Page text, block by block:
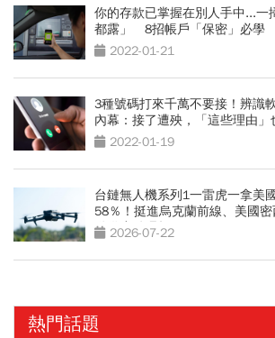
你的存款已掌握在別人手中...一
都露」 8招帳戶「保密」必學
2022-01-21
3種號碼打來千萬不要接！辨識
內幕：接了遭殃，「這些理由」
2022-01-19
台鏈無人機系列1一雷虎一拿美
58％！挺進烏克蘭前線、美國
動供應鏈崛起
2026-07-22
熱門話題